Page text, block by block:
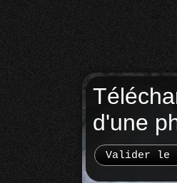
d'une